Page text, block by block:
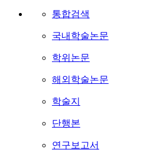
통합검색
국내학술논문
학위논문
해외학술논문
학술지
단행본
연구보고서